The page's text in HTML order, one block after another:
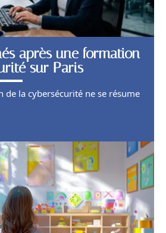
après une formation
sur Paris
de la cybersécurité ne se résume